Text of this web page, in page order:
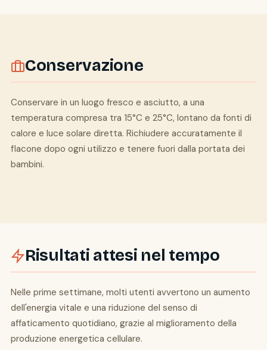
Conservazione
Conservare in un luogo fresco e asciutto, a una
temperatura compresa tra 15°C e 25°C, lontano da fonti di
calore e luce solare diretta. Richiudere accuratamente il
flacone dopo ogni utilizzo e tenere fuori dalla portata dei
bambini.
Risultati attesi nel tempo
Nelle prime settimane, molti utenti avvertono un aumento
dell'energia vitale e una riduzione del senso di
affaticamento quotidiano, grazie al miglioramento della
produzione energetica cellulare.